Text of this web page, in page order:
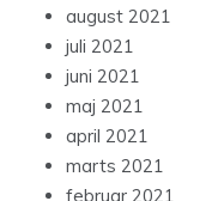
august 2021
juli 2021
juni 2021
maj 2021
april 2021
marts 2021
februar 2021